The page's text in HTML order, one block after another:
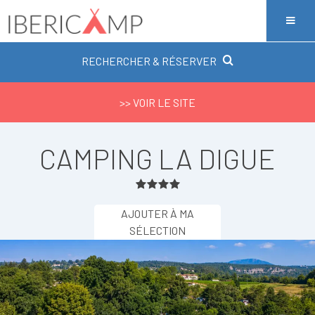
RECHERCHER & RÉSERVER
>> VOIR LE SITE
CAMPING LA DIGUE
AJOUTER À MA
SÉLECTION